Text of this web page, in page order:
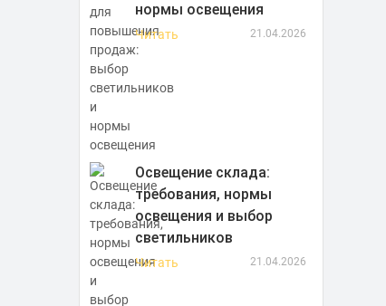
нормы освещения
Читать 21.04.2026
Освещение склада:
требования, нормы
освещения и выбор
светильников
Читать 21.04.2026